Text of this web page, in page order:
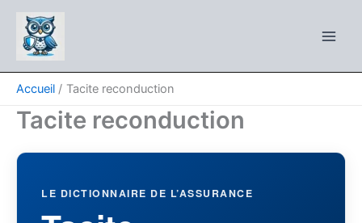
contenu
Accueil Tacite reconduction
Tacite reconduction
LE DICTIONNAIRE DE L’ASSURANCE